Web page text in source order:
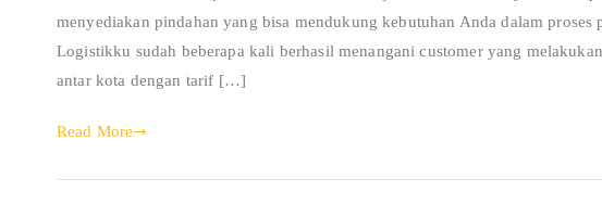
menyediakan pindahan yang bisa mendukung kebutuhan Anda dalam
Logistikku sudah beberapa kali berhasil menangani customer yang
antar kota dengan tarif […]
Read More